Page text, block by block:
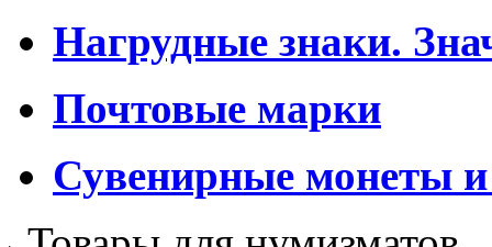
Нагрудные знаки.
Почтовые марки
Сувенирные монеты